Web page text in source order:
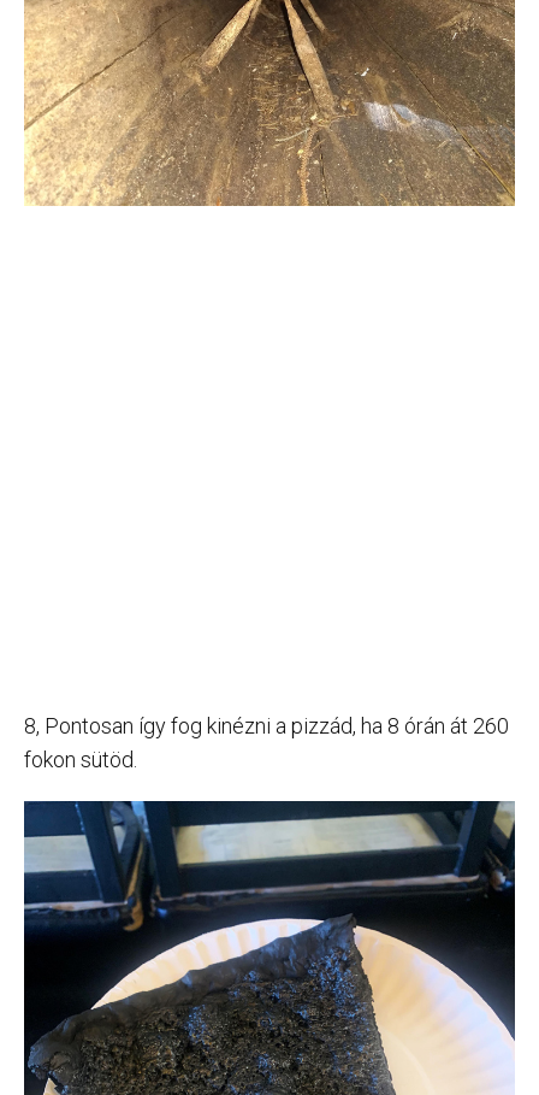
8, Pontosan így fog kinézni a pizzád, ha 8 órán át 260
fokon sütöd.